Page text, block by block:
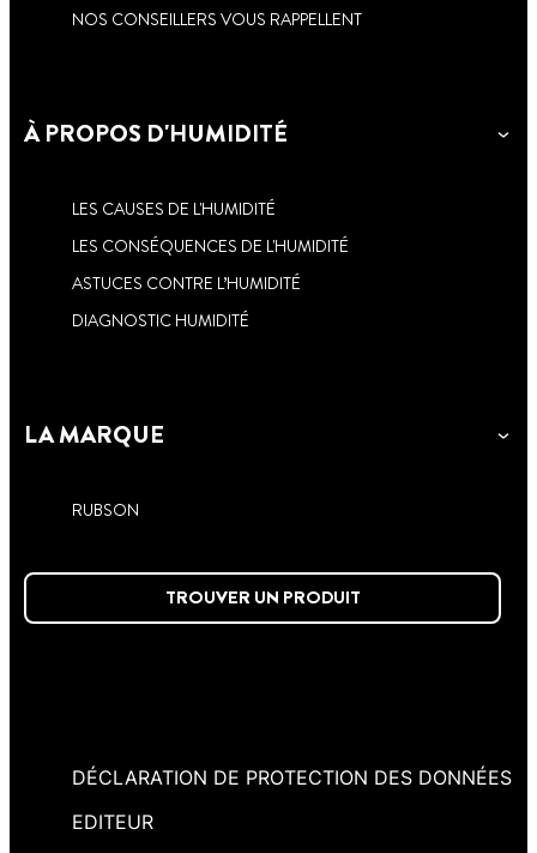
NOS CONSEILLERS VOUS RAPPELLENT
À PROPOS D'HUMIDITÉ
LES CAUSES DE L'HUMIDITÉ
LES CONSÉQUENCES DE L'HUMIDITÉ
ASTUCES CONTRE L’HUMIDITÉ
DIAGNOSTIC HUMIDITÉ
LA MARQUE
RUBSON
TROUVER UN PRODUIT
DÉCLARATION DE PROTECTION DES DONNÉES
EDITEUR